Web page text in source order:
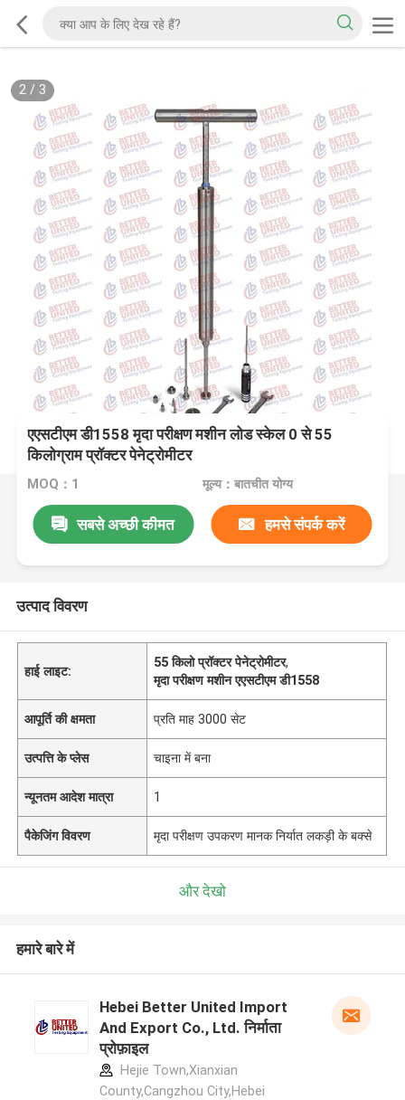
2/ 3
एएसटीएम डी1558 मृदा परीक्षण मशीन लोड स्केल 0 से 55
किलोग्राम प्रॉक्टर पेनेट्रोमीटर
MOQ：1 मूल्य：बातचीत योग्य
सबसे अच्छी कीमत हमसे संपर्क करें
उत्पाद विवरण
हाई लाइट:
55 किलो प्रॉक्टर पेनेट्रोमीटर,
मृदा परीक्षण मशीन एएसटीएम डी1558
आपूर्ति की क्षमता प्रति माह 3000 सेट
उत्पत्ति के प्लेस चाइना में बना
न्यूनतम आदेश मात्रा 1
पैकेजिंग विवरण मृदा परीक्षण उपकरण मानक निर्यात लकड़ी के बक्से
और देखो
हमारे बारे में
Hebei Better United Import
And Export Co., Ltd. निर्माता
प्रोफ़ाइल
Hejie Town,Xianxian
County,Cangzhou City,Hebei